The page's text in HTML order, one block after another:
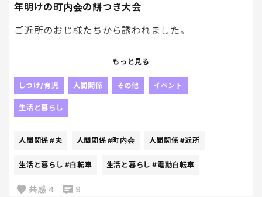
べきなのか。
しかも電動って高い！！
「数年しか乗らないかも」で買うには勇気いるし、
でももう年中。
でもまだ年中。
この「もう」と「まだ」がずっと頭の中で戦ってる
で、悩みすぎて結局まだ買えてない。笑
年明けの町内会の餅つき大会
ご近所のおじ様たちから誘われました。
「餅をついてください」と。
そう私に言ったときの表情もどこか、おちょくった
感ありましたし、どうせ断るだろ女だし、どこか男
尊女卑的な匂いがしました。
きっと冗談半分で言ったんですよね？
本当に大丈夫ですか？
もっと見る
しつけ/育児 人間関係 その他 イベント
生活と暮らし
人間関係 #夫 人間関係 #町内会 人間関係 #近所
生活と暮らし #自転車 生活と暮らし #電動自転車
共感 4 9